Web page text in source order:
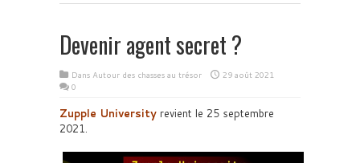
Devenir agent secret ?
Dans Autour des chasses au trésor
29 août 2021
0
Zupple University revient le 25 septembre
2021.